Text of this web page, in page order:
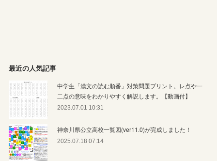
最近の人気記事
中学生「漢文の読む順番」対策問題プリント。レ点や一
二点の意味をわかりやすく解説します。【動画付】
2023.07.01 10:31
神奈川県公立高校一覧図(ver11.0)が完成しました！
2025.07.18 07:14